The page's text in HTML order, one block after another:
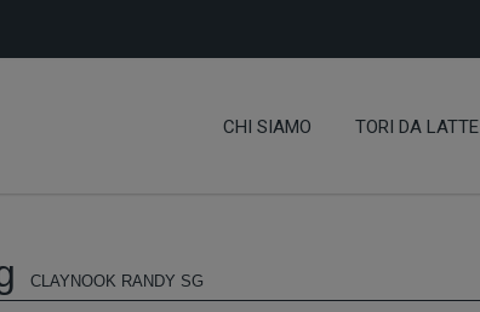
CHI SIAMO TORI DA LATTE